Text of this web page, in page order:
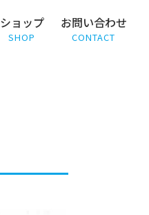
ショップ
SHOP
お問い合わせ
CONTACT